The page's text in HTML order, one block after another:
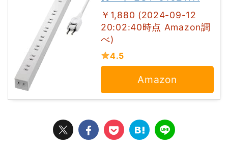
￥1,880 (2024-09-12
20:02:40時点 Amazon調
べ)
4.5
Amazon